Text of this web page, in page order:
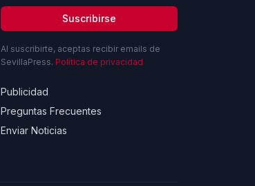
Suscribirse
Al suscribirte, aceptas recibir emails de
SevillaPress. Política de privacidad
Publicidad
Preguntas Frecuentes
Enviar Noticias